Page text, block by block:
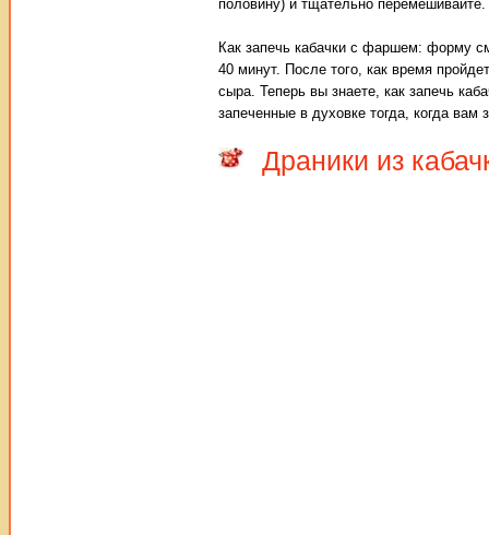
половину) и тщательно
Как запечь кабачки с фаршем: форму
40 минут. После того, как время
сыра. Теперь вы знаете, как запечь
запеченные в духовке тогда, когда вам
Драники из